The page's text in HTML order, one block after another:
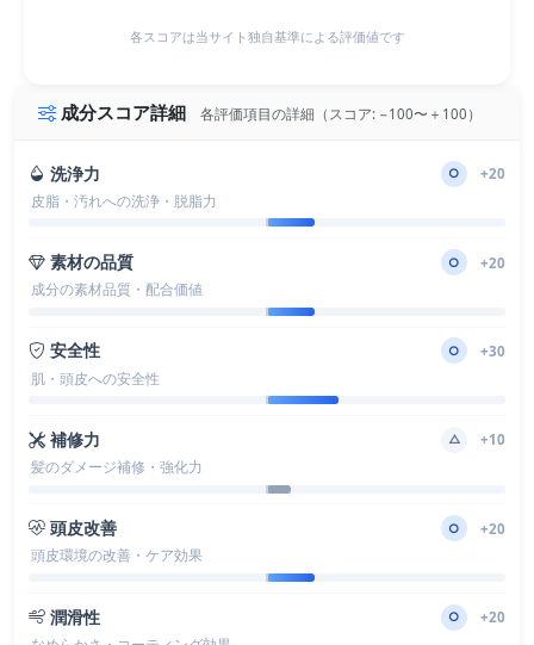
各スコアは当サイト独自基準による評価値です
成分スコア詳細 各評価項目の詳細（スコア: −100〜＋100）
洗浄力 ○ +20
皮脂・汚れへの洗浄・脱脂力
素材の品質 ○ +20
成分の素材品質・配合価値
安全性 ○ +30
肌・頭皮への安全性
補修力 △ +10
髪のダメージ補修・強化力
頭皮改善 ○ +20
頭皮環境の改善・ケア効果
潤滑性 ○ +20